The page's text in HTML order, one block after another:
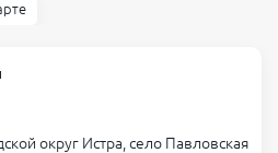
округ Истра, село Павловская